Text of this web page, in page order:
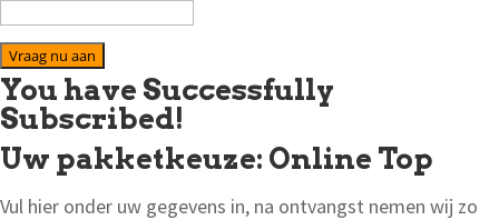
Vraag nu aan
You have Successfully
Subscribed!
Uw pakketkeuze: Online Top
Vul hier onder uw gegevens in, na ontvangst nemen wij zo